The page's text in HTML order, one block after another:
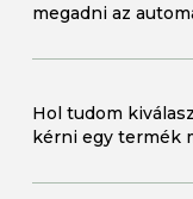
megadni az
Hol tudom
kérni egy termék